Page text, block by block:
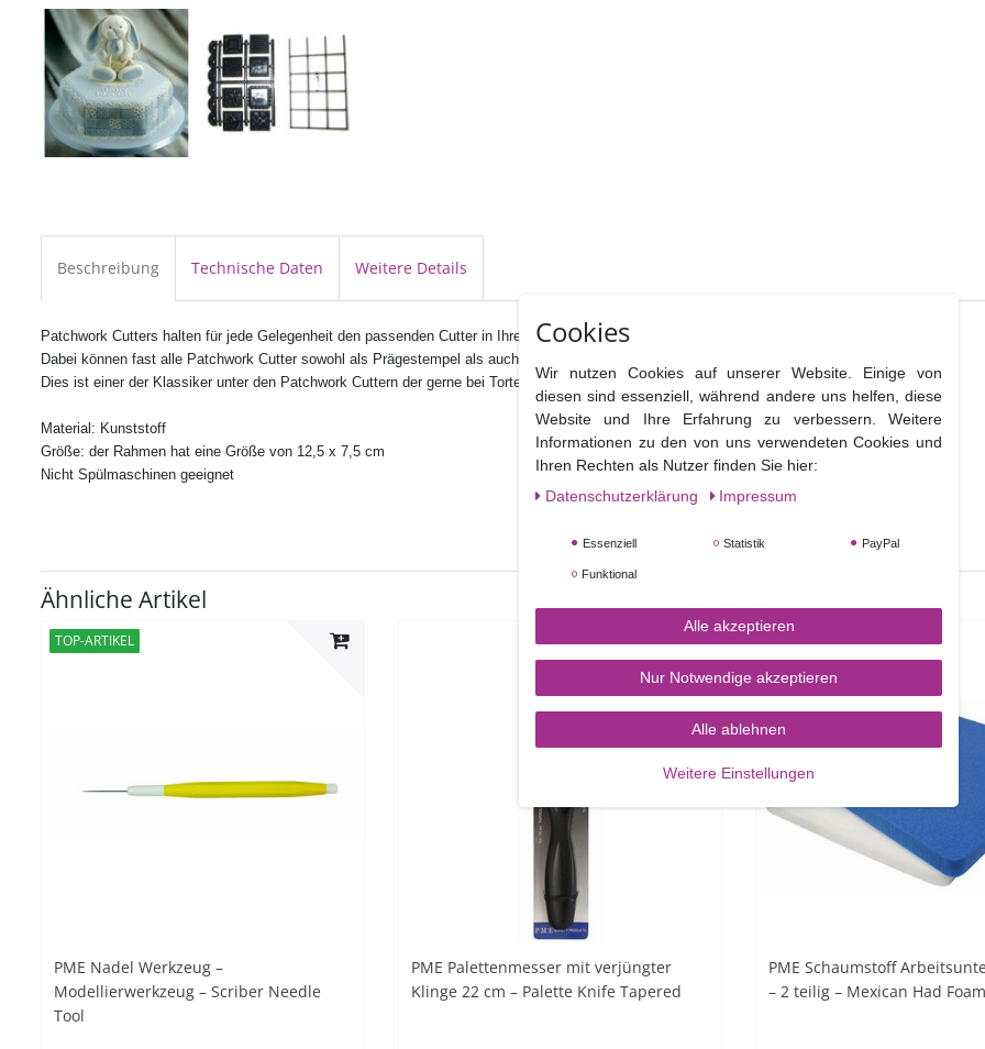
Beschreibung Technische Daten Weitere Details
Patchwork Cutters halten für jede Gelegenheit den passenden Cutter in Ihrem breit gefächerten Sortiment bereit.
Dabei können fast alle Patchwork Cutter sowohl als Prägestempel als auch als Ausstecher verwendet werden.
Dies ist einer der Klassiker unter den Patchwork Cuttern der gerne bei Torten zur Taufe und zur Geburt eingesetzt wird.
Material: Kunststoff
Größe: der Rahmen hat eine Größe von 12,5 x 7,5 cm
Nicht Spülmaschinen geeignet
Ähnliche Artikel
TOP-ARTIKEL
PME Nadel Werkzeug –
Modellierwerkzeug – Scriber Needle
Tool
PME Palettenmesser mit verjüngter
Klinge 22 cm – Palette Knife Tapered
PME Schaumstoff
– 2 teilig – Mexican Had
Cookies
Wir nutzen Cookies auf unserer Website. Einige von
diesen sind essenziell, während andere uns helfen, diese
Website und Ihre Erfahrung zu verbessern. Weitere
Informationen zu den von uns verwendeten Cookies und
Ihren Rechten als Nutzer finden Sie hier:
Daten­schutz­erklärung
Impressum
Essenziell Statistik PayPal
Funktional
Alle akzeptieren
Nur Notwendige akzeptieren
Alle ablehnen
Weitere Einstellungen